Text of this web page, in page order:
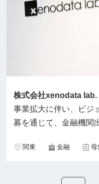
株式会社xenodata lab.
事業拡大に伴い、ビジ
募を通じて、金融機関
関東 金融 母